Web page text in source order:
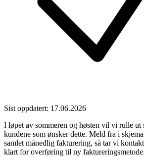
Sist oppdatert: 17.06.2026
I løpet av sommeren og høsten vil vi rulle ut
kundene som ønsker dette. Meld fra i
samlet månedlig fakturering, så tar vi
klart for overføring til ny faktureringsmetode.